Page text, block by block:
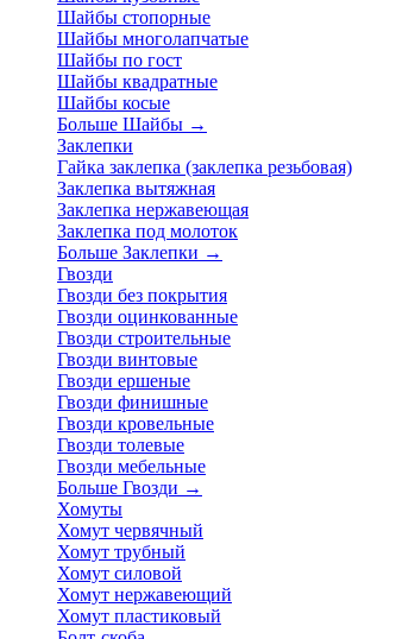
Шайбы стопорные
Шайбы многолапчатые
Шайбы по гост
Шайбы квадратные
Шайбы косые
Больше Шайбы →
Заклепки
Гайка заклепка (заклепка резьбовая)
Заклепка вытяжная
Заклепка нержавеющая
Заклепка под молоток
Больше Заклепки →
Гвозди
Гвозди без покрытия
Гвозди оцинкованные
Гвозди строительные
Гвозди винтовые
Гвозди ершеные
Гвозди финишные
Гвозди кровельные
Гвозди толевые
Гвозди мебельные
Больше Гвозди →
Хомуты
Хомут червячный
Хомут трубный
Хомут силовой
Хомут нержавеющий
Хомут пластиковый